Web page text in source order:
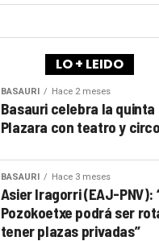
LO + LEIDO
BASAURI Hace 2 meses
Basauri celebra la quinta
Plazara con teatro y
BASAURI Hace 3 meses
Asier Iragorri (EAJ-PNV):
Pozokoetxe podrá ser
tener plazas privadas”